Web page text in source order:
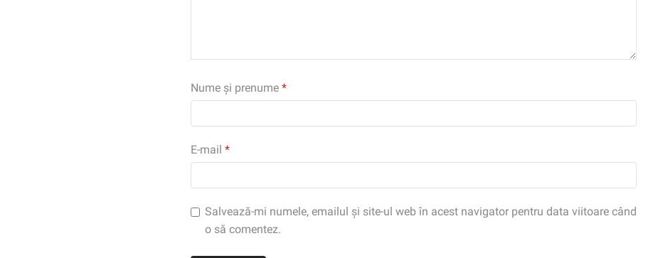
Nume și prenume *
E-mail *
Salvează-mi numele, emailul și site-ul web în acest navigator pentru data viitoare când
o să comentez.